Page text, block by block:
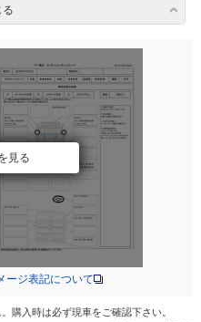
る
見る
ージ表記について
購入時は必ず現車をご確認下さい。